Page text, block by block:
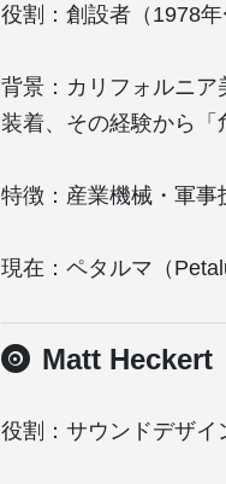
役割：創設者（1978
背景：カリフォルニア
装着、その経験から「
特徴：産業機械・軍事
現在：ペタルマ（
Matt Heckert
役割：サウンドデザイ